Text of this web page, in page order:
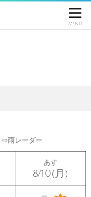

Menu
⇨雨レーダー
あす
8/10(月)